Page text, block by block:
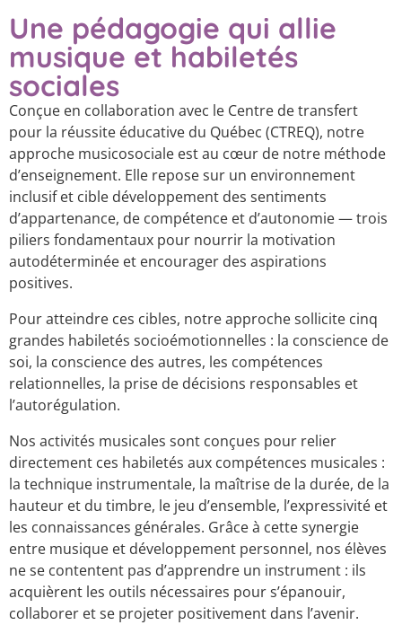
Une pédagogie qui allie
musique et habiletés
sociales
Conçue en collaboration avec le Centre de transfert
pour la réussite éducative du Québec (CTREQ), notre
approche musicosociale est au cœur de notre méthode
d’enseignement. Elle repose sur un environnement
inclusif et cible développement des sentiments
d’appartenance, de compétence et d’autonomie — trois
piliers fondamentaux pour nourrir la motivation
autodéterminée et encourager des aspirations
positives.
Pour atteindre ces cibles, notre approche sollicite cinq
grandes habiletés socioémotionnelles : la conscience de
soi, la conscience des autres, les compétences
relationnelles, la prise de décisions responsables et
l’autorégulation.
Nos activités musicales sont conçues pour relier
directement ces habiletés aux compétences musicales :
la technique instrumentale, la maîtrise de la durée, de la
hauteur et du timbre, le jeu d’ensemble, l’expressivité et
les connaissances générales. Grâce à cette synergie
entre musique et développement personnel, nos élèves
ne se contentent pas d’apprendre un instrument : ils
acquièrent les outils nécessaires pour s’épanouir,
collaborer et se projeter positivement dans l’avenir.